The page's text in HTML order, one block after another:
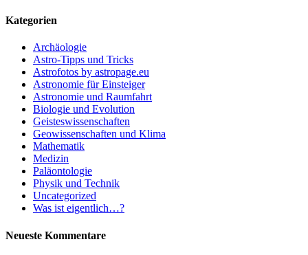
Kategorien
Archäologie
Astro-Tipps und Tricks
Astrofotos by astropage.eu
Astronomie für Einsteiger
Astronomie und Raumfahrt
Biologie und Evolution
Geisteswissenschaften
Geowissenschaften und Klima
Mathematik
Medizin
Paläontologie
Physik und Technik
Uncategorized
Was ist eigentlich…?
Neueste Kommentare